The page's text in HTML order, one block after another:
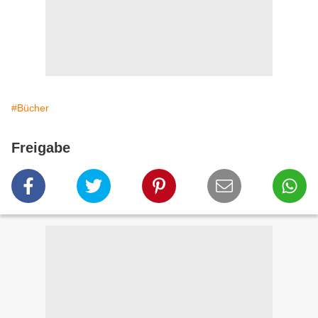
#Bücher
Freigabe